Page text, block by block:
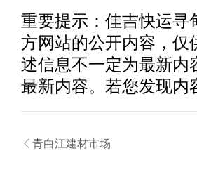
重要提示： 佳吉快运寻
方网站的公开内容，仅
述信息不一定为最新内
最新内容。若您发现内
 青白江建材市场